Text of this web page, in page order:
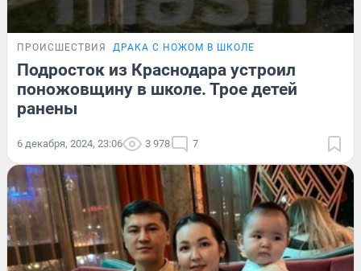
ПРОИСШЕСТВИЯ ДРАКА С НОЖОМ В ШКОЛЕ
Подросток из Краснодара устроил
поножовщину в школе. Трое детей
ранены
6 декабря, 2024, 23:06 3 978 7